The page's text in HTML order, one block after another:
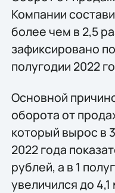
Компании
более чем в 2,5
зафиксировано
полугодии 2022
Основной
оборота от
который вырос в
2022 года
рублей, а в 1
увеличился до